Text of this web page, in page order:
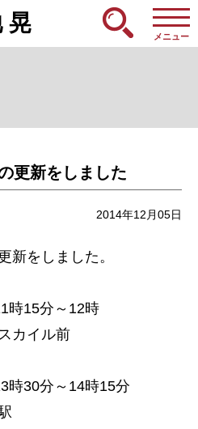
晃
メニュー
更新をしました
2014年12月05日
新をしました。
時15分～12時
カイル前
時30分～14時15分